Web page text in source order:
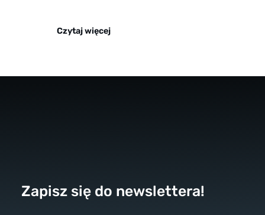
Czytaj więcej
Zapisz się do newslettera!